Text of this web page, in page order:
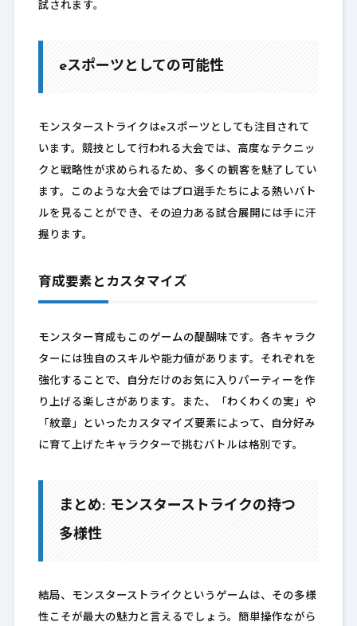
試されます。
eスポーツとしての可能性
モンスターストライクはeスポーツとしても注目されて
います。競技として行われる大会では、高度なテクニッ
クと戦略性が求められるため、多くの観客を魅了してい
ます。このような大会ではプロ選手たちによる熱いバト
ルを見ることができ、その迫力ある試合展開には手に汗
握ります。
育成要素とカスタマイズ
モンスター育成もこのゲームの醍醐味です。各キャラク
ターには独自のスキルや能力値があります。それぞれを
強化することで、自分だけのお気に入りパーティーを作
り上げる楽しさがあります。また、「わくわくの実」や
「紋章」といったカスタマイズ要素によって、自分好み
に育て上げたキャラクターで挑むバトルは格別です。
まとめ: モンスターストライクの持つ
多様性
結局、モンスターストライクというゲームは、その多様
性こそが最大の魅力と言えるでしょう。簡単操作ながら